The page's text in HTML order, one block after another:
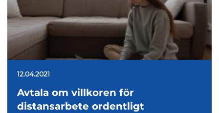
12.04.2021
Avtala om villkoren för
distansarbete ordentligt